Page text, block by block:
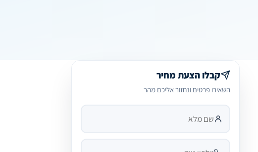
קבלו הצעת מחיר
השאירו פרטים ונחזור אליכם מהר